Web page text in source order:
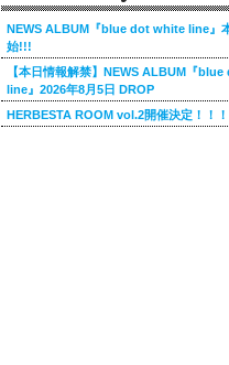
NEWS ALBUM『blue dot white line』
始!!!
【本日情報解禁】NEWS ALBUM『
line』2026年8月5日 DROP
HERBESTA ROOM vol.2開催決定！！！